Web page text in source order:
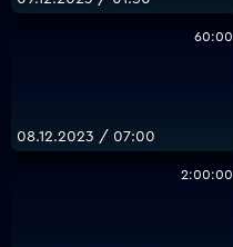
60:00
08.12.2023 / 07:00
2:00:00